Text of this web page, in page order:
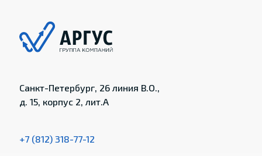
Санкт-Петербург, 26 линия В.О.,
д. 15, корпус 2, лит.А
+7 (812) 318-77-12